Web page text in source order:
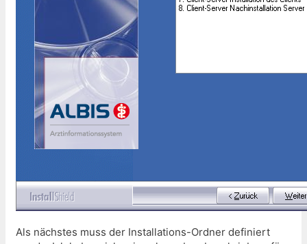
Als nächstes muss der Installations-Ordner definiert